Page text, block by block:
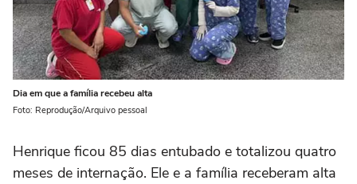
Dia em que a família recebeu alta
Foto: Reprodução/Arquivo pessoal
Henrique ficou 85 dias entubado e totalizou quatro
meses de internação. Ele e a família receberam alta